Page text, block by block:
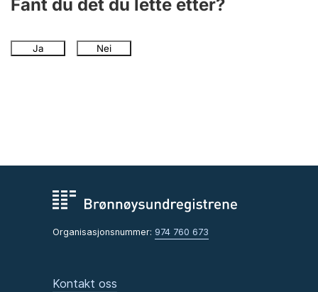
Fant du det du lette etter?
Ja Nei
Organisasjonsnummer: 974 760 673
Kontakt oss